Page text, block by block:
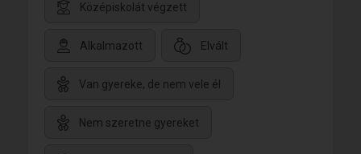
Középiskolát végzett
Alkalmazott Elvált
Van gyereke, de nem vele él
Nem szeretne gyereket